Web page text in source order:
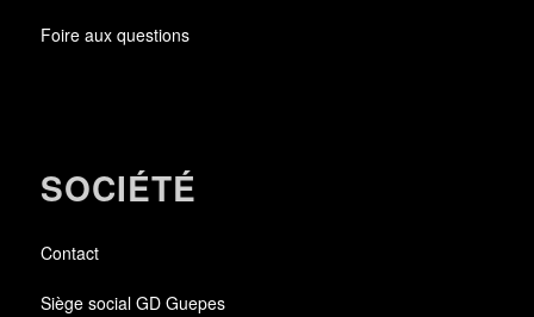
Foire aux questions
SOCIÉTÉ
Contact
Siège social GD Guepes